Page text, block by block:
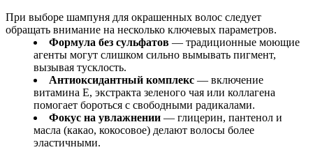
При выборе шампуня для окрашенных волос следует
обращать внимание на несколько ключевых параметров.
Формула без сульфатов — традиционные моющие
агенты могут слишком сильно вымывать пигмент,
вызывая тусклость.
Антиоксидантный комплекс — включение
витамина E, экстракта зеленого чая или коллагена
помогает бороться с свободными радикалами.
Фокус на увлажнении — глицерин, пантенол и
масла (какао, кокосовое) делают волосы более
эластичными.